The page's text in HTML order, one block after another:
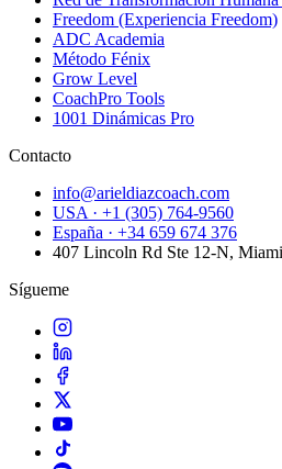
Freedom (Experiencia Freedom)
ADC Academia
Método Fénix
Grow Level
CoachPro Tools
1001 Dinámicas Pro
Contacto
info@arieldiazcoach.com
USA · +1 (305) 764-9560
España · +34 659 674 376
407 Lincoln Rd Ste 12-N,
Sígueme